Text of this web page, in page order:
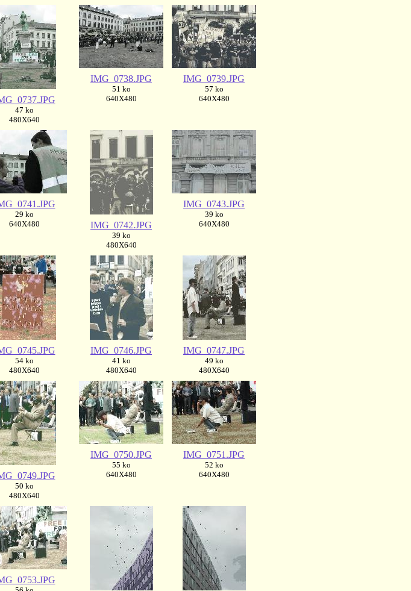
47 ko
480X640
IMG_0738.JPG
51 ko
640X480
IMG_0739.JPG
57 ko
640X480
29 ko
640X480
IMG_0742.JPG
39 ko
480X640
IMG_0743.JPG
39 ko
640X480
54 ko
480X640
IMG_0746.JPG
41 ko
480X640
IMG_0747.JPG
49 ko
480X640
50 ko
480X640
IMG_0750.JPG
55 ko
640X480
IMG_0751.JPG
52 ko
640X480